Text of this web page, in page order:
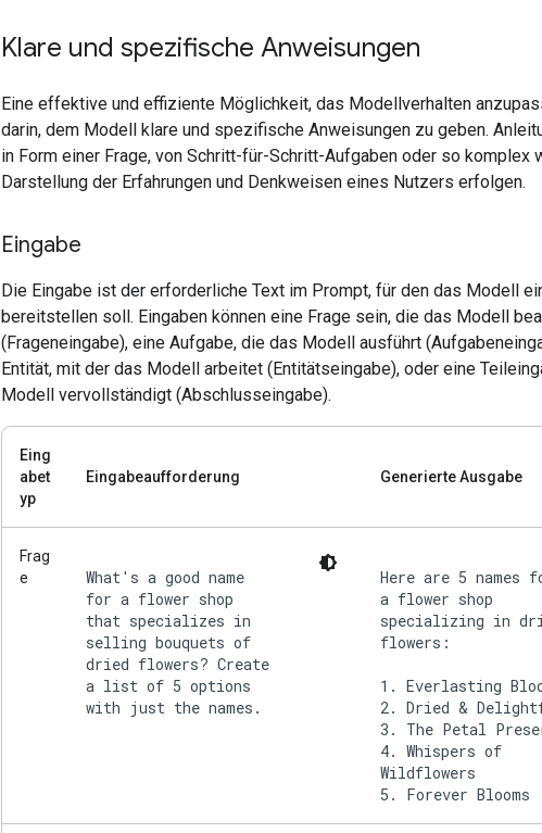
Klare und spezifische Anweisungen
Eine effektive und effiziente Möglichkeit, das Modellverhalten
darin, dem Modell klare und spezifische Anweisungen zu geben.
in Form einer Frage, von Schritt-für-Schritt-Aufgaben oder so komplex
Darstellung der Erfahrungen und Denkweisen eines Nutzers erfolgen.
Eingabe
Die Eingabe ist der erforderliche Text im Prompt, für den das Modell
bereitstellen soll. Eingaben können eine Frage sein, die das Modell
(Frageneingabe), eine Aufgabe, die das Modell ausführt
Entität, mit der das Modell arbeitet (Entitätseingabe), oder eine
Modell vervollständigt (Abschlusseingabe).
Eing
abet
yp
Eingabeaufforderung Generierte Ausgabe
Frag
e
What's a good name
for a flower shop
that specializes in
selling bouquets of
dried flowers? Create
a list of 5 options
with just the names.
Here are 5 names
a flower shop
specializing in
flowers:
1. Everlasting
2. Dried &
3. The Petal
4. Whispers of
Wildflowers